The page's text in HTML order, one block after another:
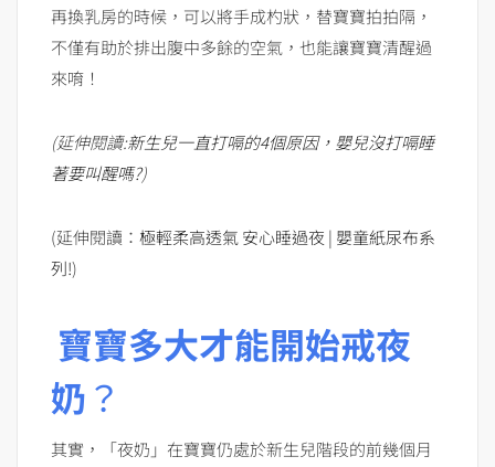
再換乳房的時候，可以將手成杓狀，替寶寶拍拍隔，
不僅有助於排出腹中多餘的空氣，也能讓寶寶清醒過
來唷！
(延伸閱讀:新生兒一直打嗝的4個原因，嬰兒沒打嗝睡
著要叫醒嗎?)
(延伸閱讀： 極輕柔高透氣 安心睡過夜 | 嬰童紙尿布系
列!)
寶寶多大才能開始戒夜
奶？
其實，「夜奶」在寶寶仍處於新生兒階段的前幾個月